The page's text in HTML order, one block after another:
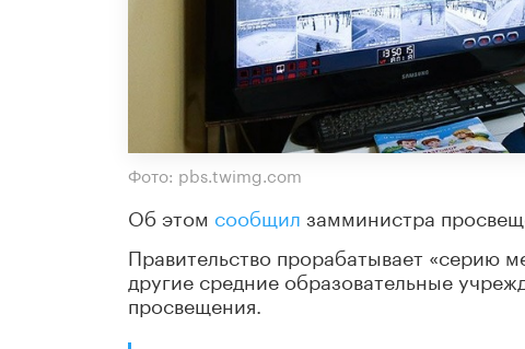
Фото: pbs.twimg.com
Об этом сообщил замминистра
Правительство прорабатывает «серию
другие средние образовательные
просвещения.